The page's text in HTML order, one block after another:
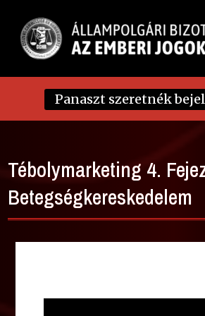
Panaszt szeretnék
Tébolymarketing 4.
Betegségkereskedelem